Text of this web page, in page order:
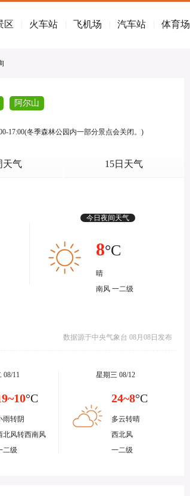
区 火车站 飞机场 汽车站 体育场
阿尔山
17:00(冬季森林公园内一部分景点会关闭。)
天气 15日天气
今日夜间天气
8°C
晴
南风 一二级
数据源于中央气象台 08月08日发布
08/11
°C
雨转阴
北风转西南风
二级
星期三 08/12
24~8°C
多云转晴
西北风
一二级